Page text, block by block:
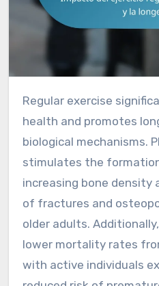
Regular exercise significantly enhances bone
health and promotes
biological mechanisms.
stimulates the
increasing bone density
of fractures and
older adults.
lower mortality rates
with active individuals